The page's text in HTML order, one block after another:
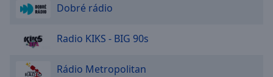
Dobré rádio
Radio KIKS - BIG 90s
Rádio Metropolitan